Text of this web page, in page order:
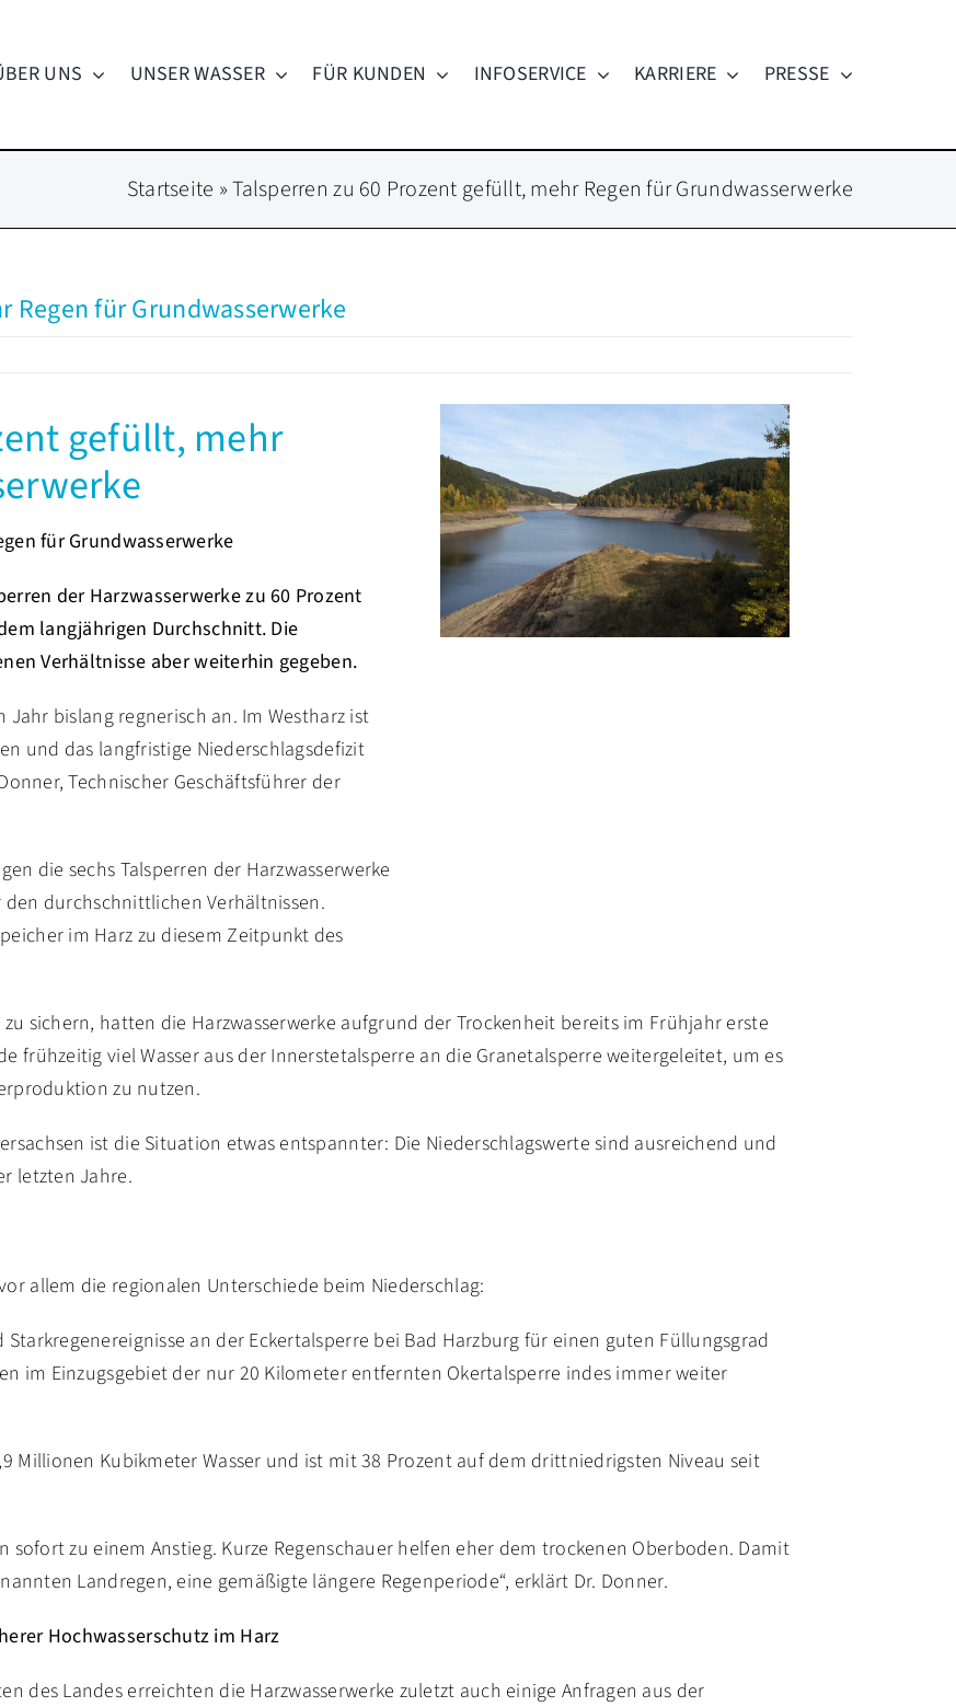
UNS UNSER WASSER FÜR KUNDEN INFOSERVICE KARRIERE PRESSE
Startseite »Talsperren zu 60 Prozent gefüllt, mehr Regen für Grundwasserwerke
Regen für Grundwasserwerke
gefüllt, mehr
für Grundwasserwerke
der Harzwasserwerke zu 60 Prozent
langjährigen Durchschnitt. Die
Verhältnisse aber weiterhin gegeben.
bislang regnerisch an. Im Westharz ist
und das langfristige Niederschlagsdefizit
Technischer Geschäftsführer der
die sechs Talsperren der Harzwasserwerke
durchschnittlichen Verhältnissen.
im Harz zu diesem Zeitpunkt des
sichern, hatten die Harzwasserwerke aufgrund der Trockenheit bereits im Frühjahr erste
frühzeitig viel Wasser aus der Innerstetalsperre an die Granetalsperre weitergeleitet, um es
zu nutzen.
ist die Situation etwas entspannter: Die Niederschlagswerte sind ausreichend und
letzten Jahre.
allem die regionalen Unterschiede beim Niederschlag:
an der Eckertalsperre bei Bad Harzburg für einen guten Füllungsgrad
im Einzugsgebiet der nur 20 Kilometer entfernten Okertalsperre indes immer weiter
Millionen Kubikmeter Wasser und ist mit 38 Prozent auf dem drittniedrigsten Niveau seit
sofort zu einem Anstieg. Kurze Regenschauer helfen eher dem trockenen Oberboden. Damit
Landregen, eine gemäßigte längere Regenperiode“, erklärt Dr. Donner.
Hochwasserschutz im Harz
des Landes erreichten die Harzwasserwerke zuletzt auch einige Anfragen aus der